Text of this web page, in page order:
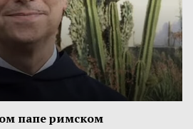
папе римском